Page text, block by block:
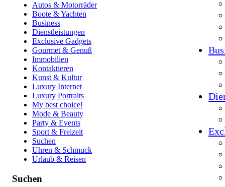
Autos & Motorräder
Boote & Yachten
Business
Dienstleistungen
Exclusive Gadgets
Gourmet & Genuß
Immobilien
Kontaktieren
Kunst & Kultur
Luxury Internet
Luxury Portraits
My best choice!
Mode & Beauty
Party & Events
Sport & Freizeit
Suchen
Uhren & Schmuck
Urlaub & Reisen
Suchen